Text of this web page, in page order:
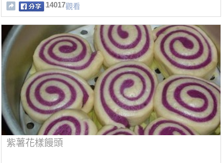
14017觀看
紫薯花樣饅頭